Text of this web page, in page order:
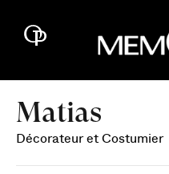
Matias
Décorateur et Costumier